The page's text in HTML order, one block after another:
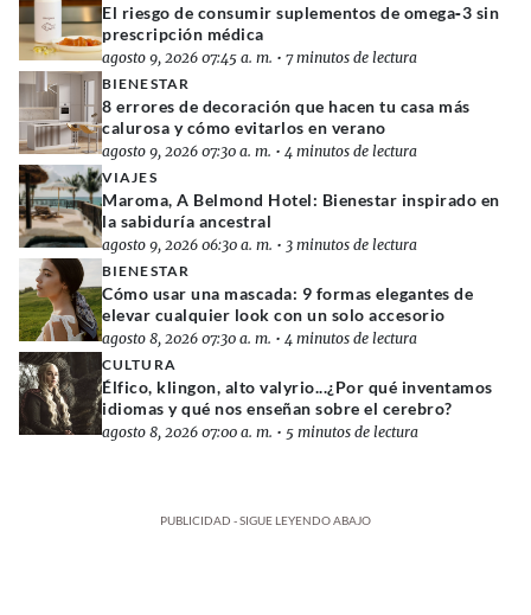
El riesgo de consumir suplementos de omega‑3 sin
prescripción médica
agosto 9, 2026 07:45 a. m. • 7 minutos de lectura
BIENESTAR
8 errores de decoración que hacen tu casa más
calurosa y cómo evitarlos en verano
agosto 9, 2026 07:30 a. m. • 4 minutos de lectura
VIAJES
Maroma, A Belmond Hotel: Bienestar inspirado en
la sabiduría ancestral
agosto 9, 2026 06:30 a. m. • 3 minutos de lectura
BIENESTAR
Cómo usar una mascada: 9 formas elegantes de
elevar cualquier look con un solo accesorio
agosto 8, 2026 07:30 a. m. • 4 minutos de lectura
CULTURA
Élfico, klingon, alto valyrio...¿Por qué inventamos
idiomas y qué nos enseñan sobre el cerebro?
agosto 8, 2026 07:00 a. m. • 5 minutos de lectura
PUBLICIDAD - SIGUE LEYENDO ABAJO